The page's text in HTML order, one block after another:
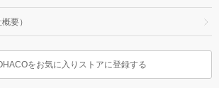
要）
をお気に入りストアに登録する